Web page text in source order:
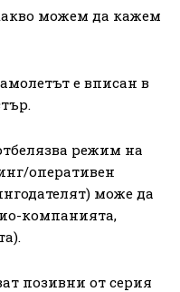
можем да кажем
е вписан в
режим на
оперативен
може да
компанията,
позивни от серия